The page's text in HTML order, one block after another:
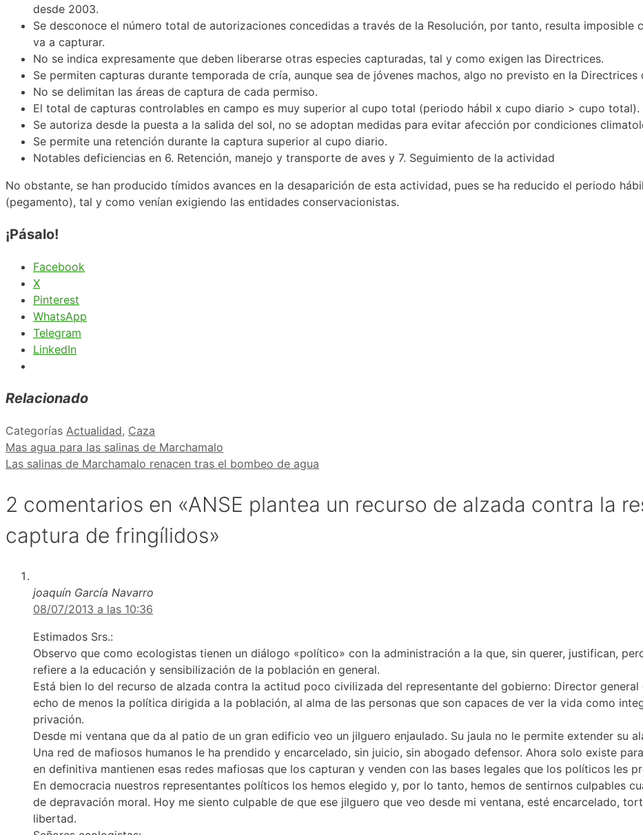
desde 2003.
Se desconoce el número total de autorizaciones concedidas a través de la Resolución, por tanto, resulta
va a capturar.
No se indica expresamente que deben liberarse otras especies capturadas, tal y como exigen las Directrices.
Se permiten capturas durante temporada de cría, aunque sea de jóvenes machos, algo no previsto en la
No se delimitan las áreas de captura de cada permiso.
El total de capturas controlables en campo es muy superior al cupo total (periodo hábil x cupo diario > cupo total).
Se autoriza desde la puesta a la salida del sol, no se adoptan medidas para evitar afección por condiciones
Se permite una retención durante la captura superior al cupo diario.
Notables deficiencias en 6. Retención, manejo y transporte de aves y 7. Seguimiento de la actividad
No obstante, se han producido tímidos avances en la desaparición de esta actividad, pues se ha reducido el periodo
(pegamento), tal y como venían exigiendo las entidades conservacionistas.
¡Pásalo!
Facebook
X
Pinterest
WhatsApp
Telegram
LinkedIn
Relacionado
Categorías Actualidad, Caza
Mas agua para las salinas de Marchamalo
Las salinas de Marchamalo renacen tras el bombeo de agua
2 comentarios en «ANSE plantea un recurso de alzada contra la
captura de fringílidos»
joaquín García Navarro
08/07/2013 a las 10:36
Estimados Srs.:
Observo que como ecologistas tienen un diálogo «político» con la administración a la que, sin querer, justifican,
refiere a la educación y sensibilización de la población en general.
Está bien lo del recurso de alzada contra la actitud poco civilizada del representante del gobierno: Director general
echo de menos la política dirigida a la población, al alma de las personas que son capaces de ver la vida como
privación.
Desde mi ventana que da al patio de un gran edificio veo un jilguero enjaulado. Su jaula no le permite extender su
Una red de mafiosos humanos le ha prendido y encarcelado, sin juicio, sin abogado defensor. Ahora solo existe
en definitiva mantienen esas redes mafiosas que los capturan y venden con las bases legales que los políticos les
En democracia nuestros representantes políticos los hemos elegido y, por lo tanto, hemos de sentirnos culpables
de depravación moral. Hoy me siento culpable de que ese jilguero que veo desde mi ventana, esté encarcelado,
libertad.